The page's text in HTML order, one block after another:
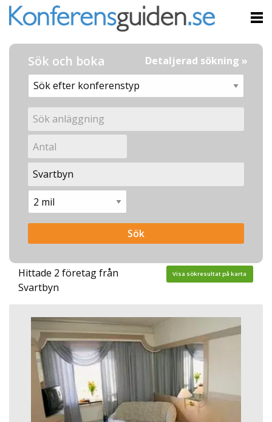
Sök och boka Detaljerad sökning »
Hittade 2 företag från
Svartbyn
Visa sökresultat på karta